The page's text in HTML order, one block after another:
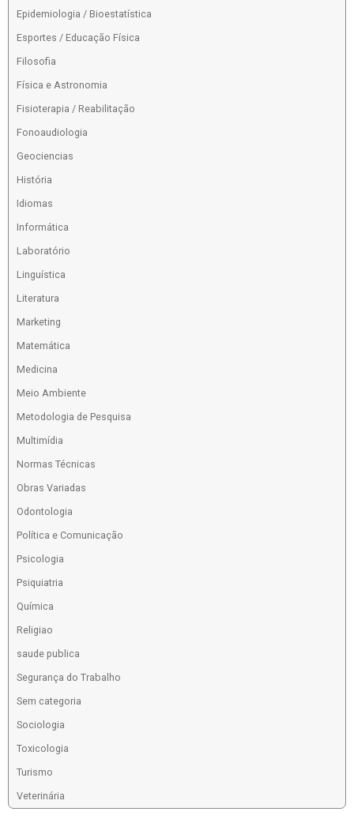
Epidemiologia / Bioestatística
Esportes / Educação Física
Filosofia
Física e Astronomia
Fisioterapia / Reabilitação
Fonoaudiologia
Geociencias
História
Idiomas
Informática
Laboratório
Linguística
Literatura
Marketing
Matemática
Medicina
Meio Ambiente
Metodologia de Pesquisa
Multimídia
Normas Técnicas
Obras Variadas
Odontologia
Política e Comunicação
Psicologia
Psiquiatria
Química
Religiao
saude publica
Segurança do Trabalho
Sem categoria
Sociologia
Toxicologia
Turismo
Veterinária